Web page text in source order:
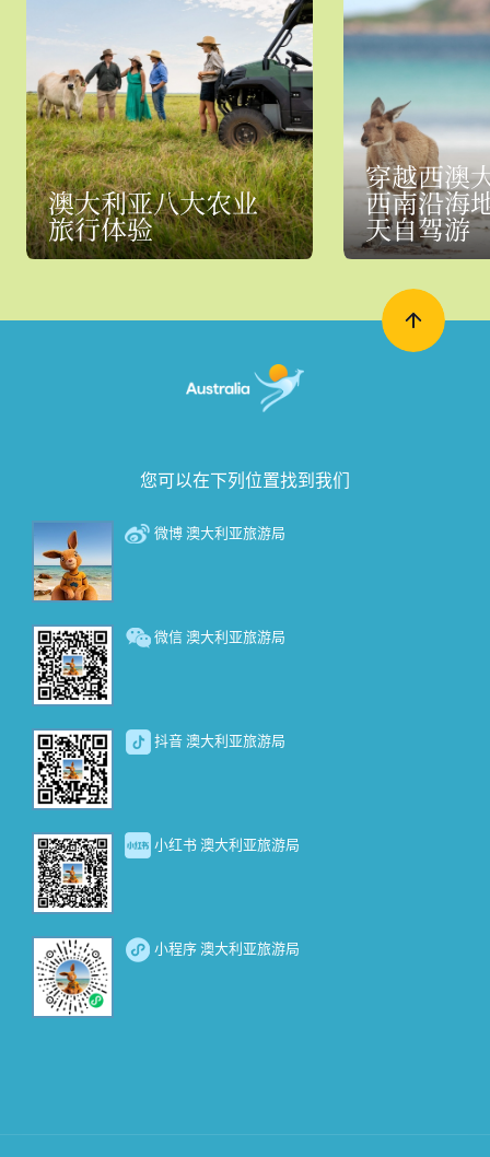
澳大利亚八大农业
旅行体验
穿越西澳
西南沿海
天自驾游
您可以在下列位置找到我们
微博 澳大利亚旅游局
微信 澳大利亚旅游局
抖音 澳大利亚旅游局
小红书 澳大利亚旅游局
小程序 澳大利亚旅游局